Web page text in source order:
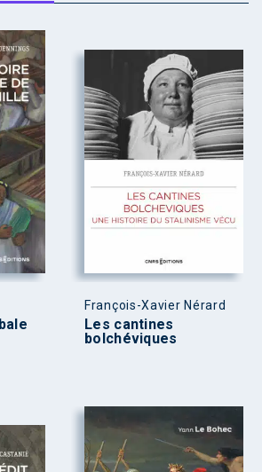
François-Xavier Nérard
Les cantines
bolchéviques